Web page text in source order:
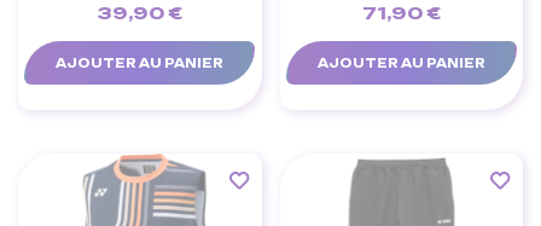
39,90 €
AJOUTER AU PANIER
71,90 €
AJOUTER AU PANIER